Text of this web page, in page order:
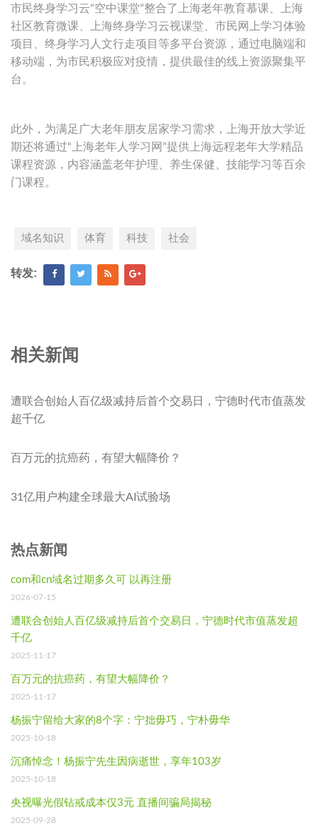
市民终身学习云“空中课堂”整合了上海老年教育慕课、上海
社区教育微课、上海终身学习云视课堂、市民网上学习体验
项目、终身学习人文行走项目等多平台资源，通过电脑端和
移动端，为市民积极应对疫情，提供最佳的线上资源聚集平
台。
此外，为满足广大老年朋友居家学习需求，上海开放大学近
期还将通过“上海老年人学习网”提供上海远程老年大学精品
课程资源，内容涵盖老年护理、养生保健、技能学习等百余
门课程。
域名知识 体育 科技 社会
转发:
相关新闻
遭联合创始人百亿级减持后首个交易日，宁德时代市值蒸发
超千亿
百万元的抗癌药，有望大幅降价？
31亿用户构建全球最大AI试验场
热点新闻
com和cn域名过期多久可 以再注册
2026-07-15
遭联合创始人百亿级减持后首个交易日，宁德时代市值蒸发超
千亿
2025-11-17
百万元的抗癌药，有望大幅降价？
2025-11-17
杨振宁留给大家的8个字：宁拙毋巧，宁朴毋华
2025-10-18
沉痛悼念！杨振宁先生因病逝世，享年103岁
2025-10-18
央视曝光假钻戒成本仅3元 直播间骗局揭秘
2025-09-28